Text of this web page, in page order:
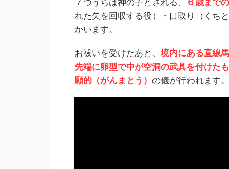
７つうちは神の子とされる、 ６歳まで
れた矢を回収する役）・口取り（くち
かいます。
お祓いを受けたあと、 境内にある直線
先端に卵型で中が空洞の武具を付けた
願的（がんまとう） の儀が行われます。